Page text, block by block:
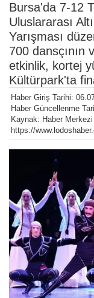
Bursa'da 7-12
Uluslararası
Yarışması
700 dansçının
etkinlik, kortej
Kültürpark'ta
Haber Giriş Tarihi:
Haber Güncellenme
Kaynak: Haber Merkezi
https://